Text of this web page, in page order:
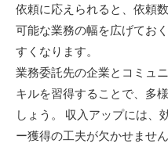
依頼に応えられると、依頼
可能な業務の幅を広げてお
すくなります。
業務委託先の企業とコミュ
キルを習得することで、多
しょう。 収入アップには、
ー獲得の工夫が欠かせませ